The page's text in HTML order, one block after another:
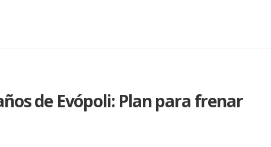
de Evópoli: Plan para frenar